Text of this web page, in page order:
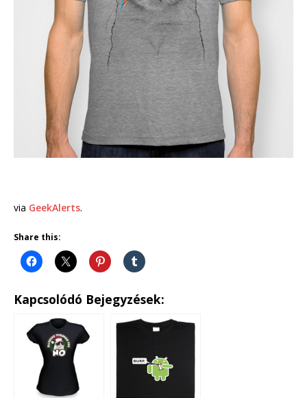
via GeekAlerts.
Share this:
Kapcsolódó Bejegyzések: